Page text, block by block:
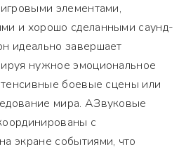
элементами,
и хорошо сделанными саунд-
идеально завершает
нужное эмоциональное
боевые сцены или
мира. АЗвуковые
с
экране событиями, что